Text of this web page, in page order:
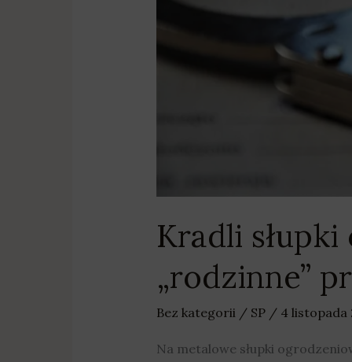
Kradli
„rodzinne”
Bez kategorii/ SP / 4 listopada
Na metalowe słupki